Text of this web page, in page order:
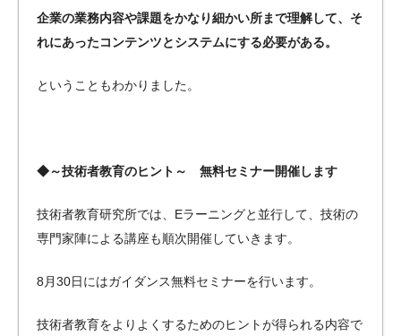
企業の業務内容や課題をかなり細かい所まで理解して、そ
れにあったコンテンツとシステムにする必要がある。
ということもわかりました。
◆～技術者教育のヒント～ 無料セミナー開催します
技術者教育研究所では、Eラーニングと並行して、技術の
専門家陣による講座も順次開催していきます。
8月30日にはガイダンス無料セミナーを行います。
技術者教育をよりよくするためのヒントが得られる内容で